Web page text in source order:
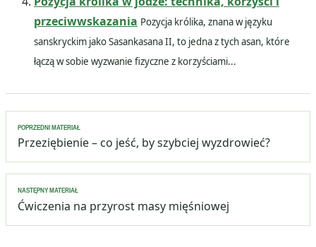
przeciwwskazania Pozycja królika, znana w języku
sanskryckim jako Sasankasana II, to jedna z tych asan, które
łączą w sobie wyzwanie fizyczne z korzyściami...
Nawigacja
wpisu
POPRZEDNI MATERIAŁ
Przeziębienie – co jeść, by szybciej wyzdrowieć?
NASTĘPNY MATERIAŁ
Ćwiczenia na przyrost masy mięśniowej